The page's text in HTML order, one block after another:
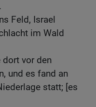
Feld, Israel
im Wald
dort vor den
und es fand an
statt; [es